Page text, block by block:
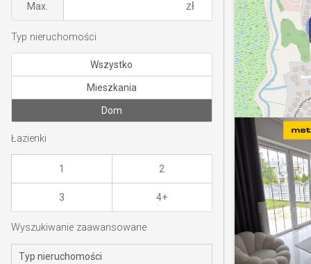
Max.
Typ nieruchomości
Wszystko
Mieszkania
Dom
Łazienki
1 2
3 4+
Wyszukiwanie zaawansowane
Typ nieruchomości